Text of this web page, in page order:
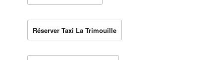
Réserver Taxi La Trimouille